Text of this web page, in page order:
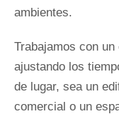
ambientes.
Trabajamos con
ajustando los
de lugar, sea un
comercial o un